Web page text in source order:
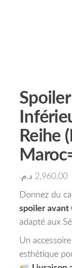
Reihe
2,960.00 د.م.
Donnez du
spoiler avant
adapté aux
Un
esthétique